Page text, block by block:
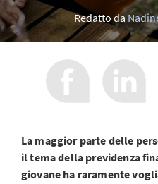
Redatto da
La maggior parte delle
il tema della previdenza
giovane ha raramente